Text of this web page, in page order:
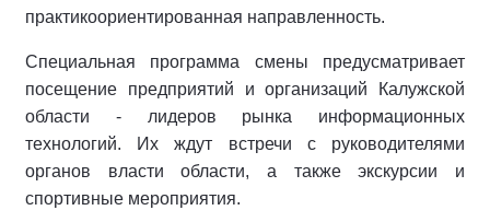
практикоориентированная направленность.
Специальная программа смены предусматривает
посещение предприятий и организаций Калужской
области - лидеров рынка информационных
технологий. Их ждут встречи с руководителями
органов власти области, а также экскурсии и
спортивные мероприятия.